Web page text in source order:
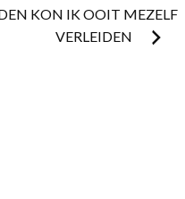
KON IK OOIT MEZELF
VERLEIDEN